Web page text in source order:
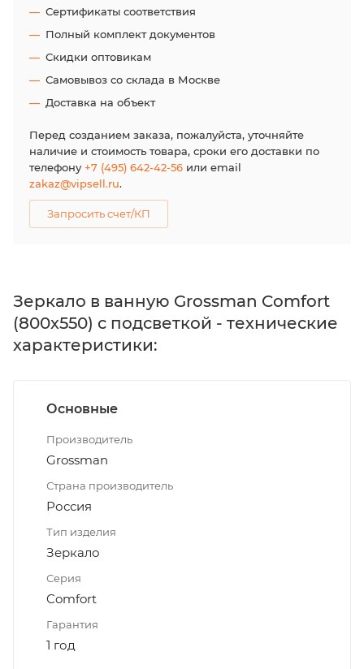
Сертификаты соответствия
Полный комплект документов
Скидки оптовикам
Самовывоз со склада в Москве
Доставка на объект
Перед созданием заказа, пожалуйста, уточняйте
наличие и стоимость товара, сроки его доставки по
телефону+7 (495) 642-42-56 или email
zakaz@vipsell.ru.
Запросить счет/КП
Зеркало в ванную Grossman Comfort
(800х550) с подсветкой - технические
характеристики:
Основные
Производитель
Grossman
Страна производитель
Россия
Тип изделия
Зеркало
Серия
Comfort
Гарантия
1 год